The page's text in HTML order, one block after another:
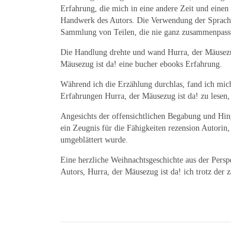
Erfahrung, die mich in eine andere Zeit und
Handwerk des Autors. Die Verwendung der
Sammlung von Teilen, die nie ganz
Die Handlung drehte und wand Hurra, der
Mäusezug ist da! eine bucher ebooks Erfahrung.
Während ich die Erzählung durchlas, fand ich
Erfahrungen Hurra, der Mäusezug ist da! zu
Angesichts der offensichtlichen Begabung und
ein Zeugnis für die Fähigkeiten rezension Autorin,
umgeblättert wurde.
Eine herzliche Weihnachtsgeschichte aus der
Autors, Hurra, der Mäusezug ist da! ich trotz der